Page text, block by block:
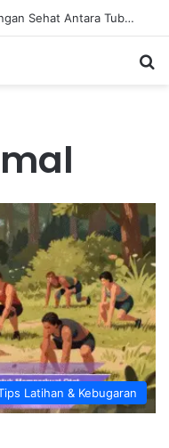
Diet Fleksibel Membangun Hubungan Sehat Antara Tubuh dan Makanan Sehari-hari
Latihan & Kebugaran